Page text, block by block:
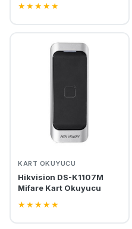
★★★★★
KART OKUYUCU
Hikvision DS-K1107M
Mifare Kart Okuyucu
★★★★★